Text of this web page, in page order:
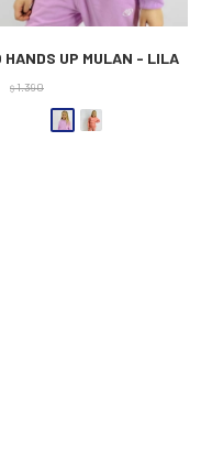
HANDS UP MULAN - LILA
$ 1.390